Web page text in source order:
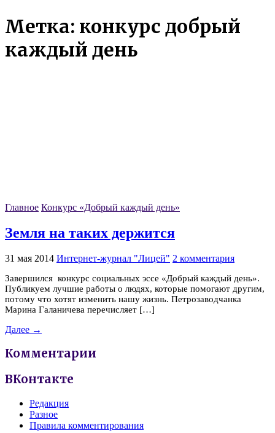
Метка: конкурс добрый
каждый день
Главное Конкурс «Добрый каждый день»
Земля на таких держится
31 мая 2014 Интернет-журнал "Лицей" 2 комментария
Завершился конкурс социальных эссе «Добрый каждый день».
Публикуем лучшие работы о людях, которые помогают другим,
потому что хотят изменить нашу жизнь. Петрозаводчанка
Марина Галаничева перечисляет […]
Далее →
Комментарии
ВКонтакте
Редакция
Разное
Правила комментирования